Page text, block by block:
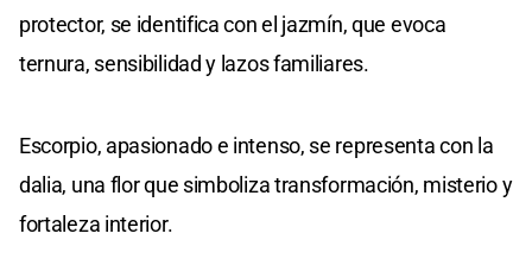
protector, se identifica con el jazmín, que evoca
ternura, sensibilidad y lazos familiares.
Escorpio, apasionado e intenso, se representa con la
dalia, una flor que simboliza transformación, misterio y
fortaleza interior.